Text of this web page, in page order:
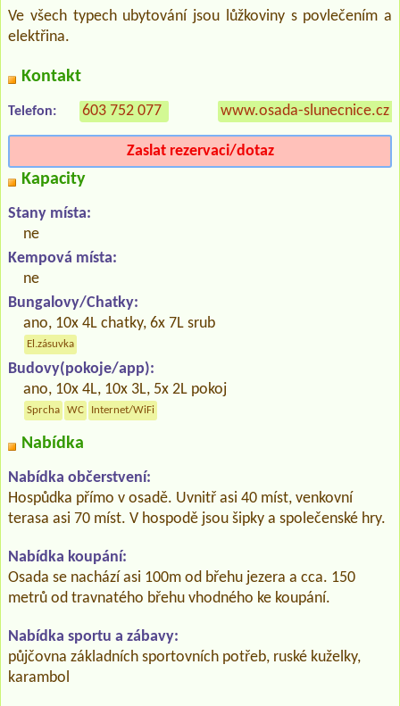
Ve všech typech ubytování jsou lůžkoviny s povlečením a
elektřina.
Kontakt
Telefon: 603 752 077 www.osada-slunecnice.cz
Zaslat rezervaci/dotaz
Kapacity
Stany místa:
ne
Kempová místa:
ne
Bungalovy/Chatky:
ano, 10x 4L chatky, 6x 7L srub
El.zásuvka
Budovy(pokoje/app):
ano, 10x 4L, 10x 3L, 5x 2L pokoj
Sprcha WC Internet/WiFi
Nabídka
Nabídka občerstvení:
Hospůdka přímo v osadě. Uvnitř asi 40 míst, venkovní
terasa asi 70 míst. V hospodě jsou šipky a společenské hry.
Nabídka koupání:
Osada se nachází asi 100m od břehu jezera a cca. 150
metrů od travnatého břehu vhodného ke koupání.
Nabídka sportu a zábavy:
půjčovna základních sportovních potřeb, ruské kuželky,
karambol